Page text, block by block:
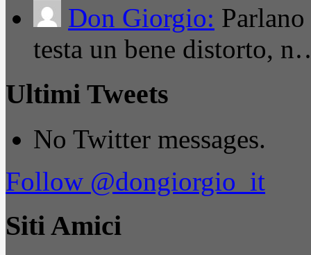
Don Giorgio:
testa un bene distorto,
Ultimi Tweets
No Twitter messages.
Follow @dongiorgio_it
Siti Amici